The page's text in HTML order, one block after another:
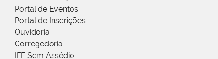
Portal de Eventos
Portal de Inscrições
Ouvidoria
Corregedoria
IFF Sem Assédio